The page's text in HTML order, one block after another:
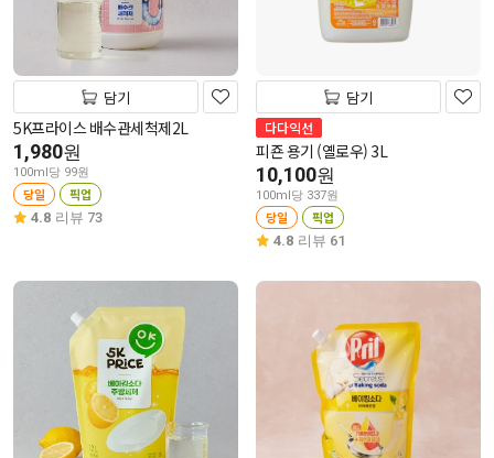
담기
5K프라이스 배수관세척제2L
1,980원
100ml당 99원
당일 픽업
4.8 리뷰 73
담기
다다익선
피죤 용기 (옐로우) 3L
10,100원
100ml당 337원
당일 픽업
4.8 리뷰 61